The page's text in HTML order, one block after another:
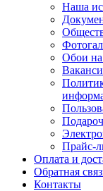
Наша
Обои на
Прайс-
Оплата и
Обратная
Контакты